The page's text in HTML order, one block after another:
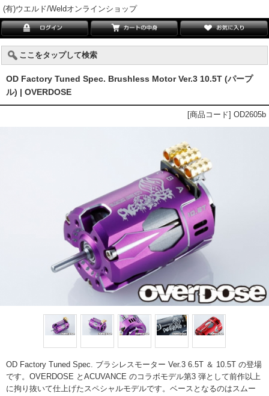
(有)ウエルド/Weldオンラインショップ
ここをタップして検索
OD Factory Tuned Spec. Brushless Motor Ver.3 10.5T (パープ
ル) | OVERDOSE
[商品コード] OD2605b
OD Factory Tuned Spec. ブラシレスモーター Ver.3 6.5T ＆ 10.5T の登場
です。OVERDOSE とACUVANCE のコラボモデル第3 弾として前作以上
に拘り抜いて仕上げたスペシャルモデルです。ベースとなるのはスムー